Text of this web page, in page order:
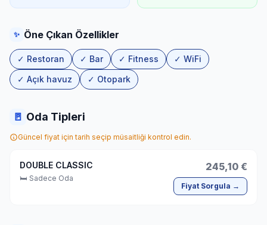
✨ Öne Çıkan Özellikler
✓ Restoran ✓ Bar ✓ Fitness
✓ WiFi
✓ Açık havuz
✓ Otopark
🚪 Oda Tipleri
Güncel fiyat için tarih seçip müsaitliği kontrol edin.
DOUBLE CLASSIC
🛏 Sadece Oda
245,10 €
Fiyat Sorgula →